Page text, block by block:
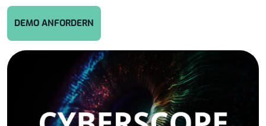
DEMO ANFORDERN